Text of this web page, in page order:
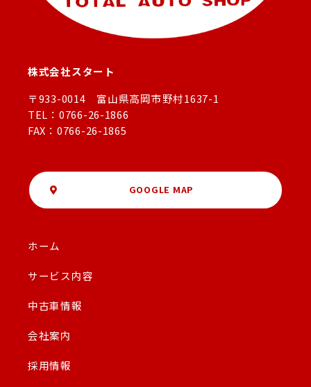
株式会社スタート
〒933-0014 富山県高岡市野村1637-1
TEL：0766-26-1866
FAX：0766-26-1865
GOOGLE MAP
ホーム
サービス内容
中古車情報
会社案内
採用情報